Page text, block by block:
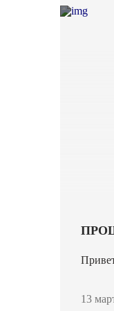
13